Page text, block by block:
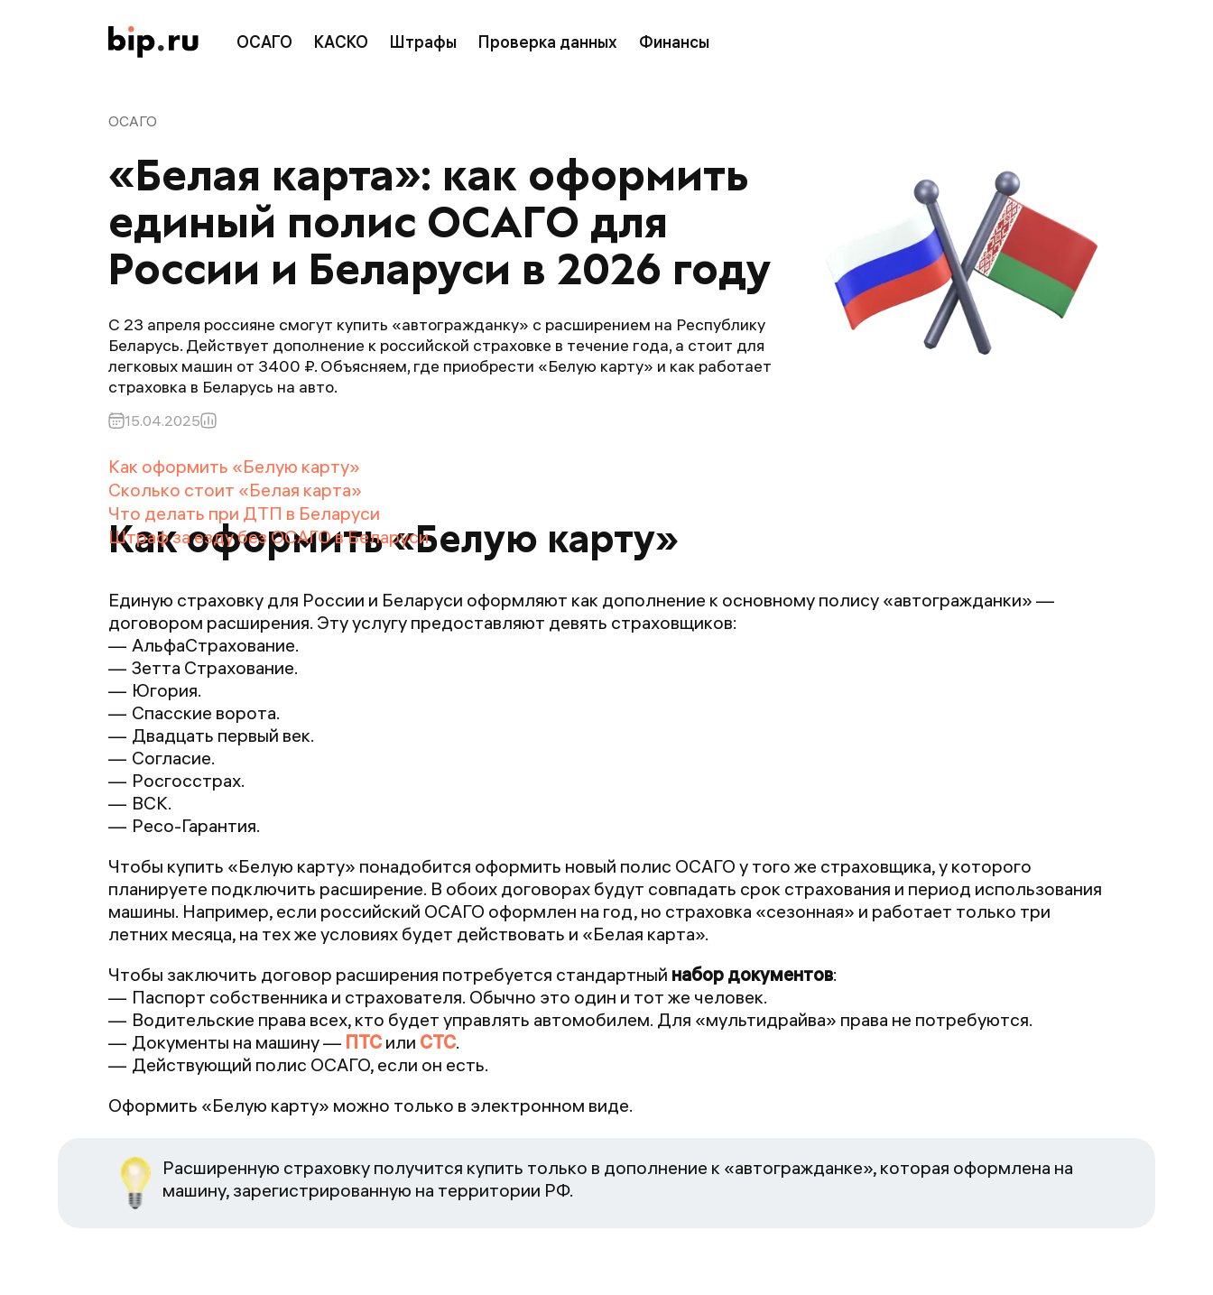
ОСАГО КАСКО Штрафы Проверка данных Финансы
ОСАГО
«Белая карта»: как оформить
единый полис ОСАГО для
России и Беларуси в 2026 году
С 23 апреля россияне смогут купить «автогражданку» с расширением на Республику
Беларусь. Действует дополнение к российской страховке в течение года, а стоит для
легковых машин от 3400 ₽. Объясняем, где приобрести «Белую карту» и как работает
страховка в Беларусь на авто.
15.04.2025
Как оформить «Белую карту»
Сколько стоит «Белая карта»
Что делать при ДТП в Беларуси
Штраф за езду без ОСАГО в Беларуси
Как оформить «Белую карту»
Единую страховку для России и Беларуси оформляют как дополнение к основному полису «автогражданки» —
договором расширения. Эту услугу предоставляют девять страховщиков:
АльфаСтрахование.
Зетта Страхование.
Югория.
Спасские ворота.
Двадцать первый век.
Согласие.
Росгосстрах.
ВСК.
Ресо-Гарантия.
Чтобы купить «Белую карту» понадобится оформить новый полис ОСАГО у того же страховщика, у которого
планируете подключить расширение. В обоих договорах будут совпадать срок страхования и период использования
машины. Например, если российский ОСАГО оформлен на год, но страховка «сезонная» и работает только три
летних месяца, на тех же условиях будет действовать и «Белая карта».
Чтобы заключить договор расширения потребуется стандартный набор документов:
Паспорт собственника и страхователя. Обычно это один и тот же человек.
Водительские права всех, кто будет управлять автомобилем. Для «мультидрайва» права не потребуются.
Документы на машину — ПТС или СТС.
Действующий полис ОСАГО, если он есть.
Оформить «Белую карту» можно только в электронном виде.
Расширенную страховку получится купить только в дополнение к «автогражданке», которая оформлена на
машину, зарегистрированную на территории РФ.